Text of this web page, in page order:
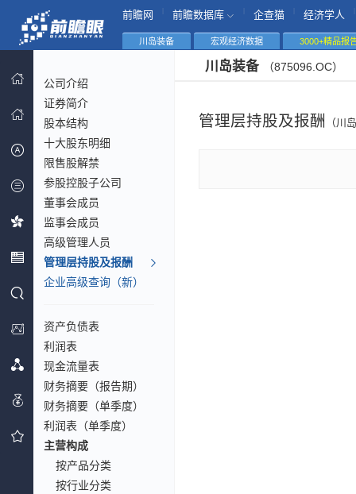
前瞻网 前瞻数据库 企查猫 经济学人
川岛装备 宏观经济数据 3000+精品报
公司介绍
证券简介
股本结构
十大股东明细
限售股解禁
参股控股子公司
董事会成员
监事会成员
高级管理人员
管理层持股及报酬
企业高级查询（新）
资产负债表
利润表
现金流量表
财务摘要（报告期）
财务摘要（单季度）
利润表（单季度）
主营构成
按产品分类
按行业分类
川岛装备 （875096.OC）
管理层持股及报酬 （川